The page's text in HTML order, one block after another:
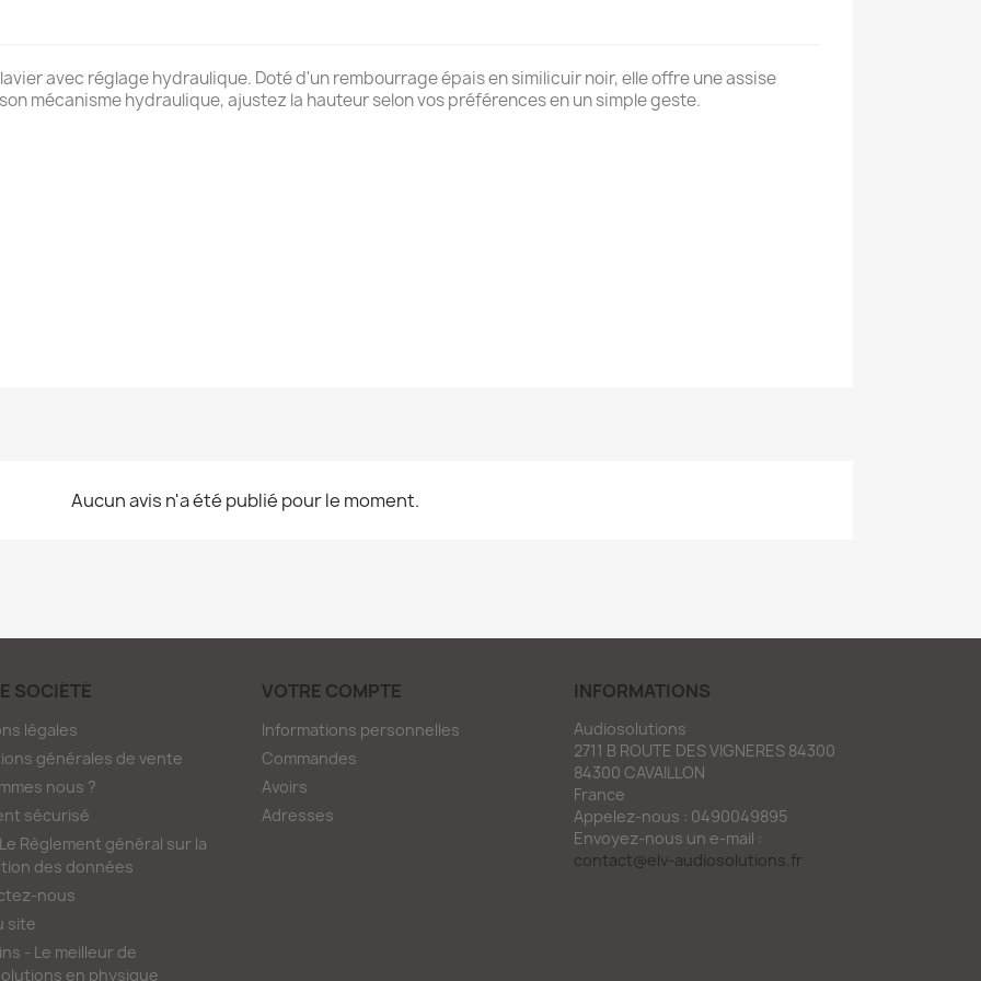
avec réglage hydraulique. Doté d'un rembourrage épais en similicuir noir, elle offre une assise
mécanisme hydraulique, ajustez la hauteur selon vos préférences en un simple geste.
Aucun avis n'a été publié pour le moment.
SOCIÉTÉ
légales
générales de vente
nous ?
sécurisé
Règlement général sur la
des données
nous
site
- Le meilleur de
en physique
VOTRE COMPTE
Informations personnelles
Commandes
Avoirs
Adresses
INFORMATIONS
Audiosolutions
2711 B ROUTE DES VIGNERES 84300
84300 CAVAILLON
France
Appelez-nous : 0490049895
Envoyez-nous un e-mail :
contact@elv-audiosolutions.fr